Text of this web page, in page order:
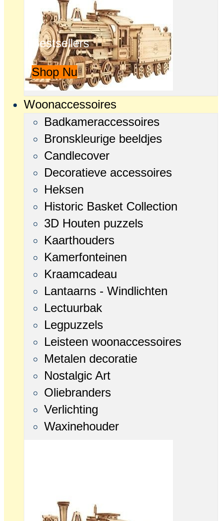
Bestsellers
Shop Nu
Woonaccessoires
Badkameraccessoires
Bronskleurige beeldjes
Candlecover
Decoratieve accessoires
Heksen
Historic Basket Collection
3D Houten puzzels
Kaarthouders
Kamerfonteinen
Kraamcadeau
Lantaarns - Windlichten
Lectuurbak
Legpuzzels
Leisteen woonaccessoires
Metalen decoratie
Nostalgic Art
Oliebranders
Verlichting
Waxinehouder